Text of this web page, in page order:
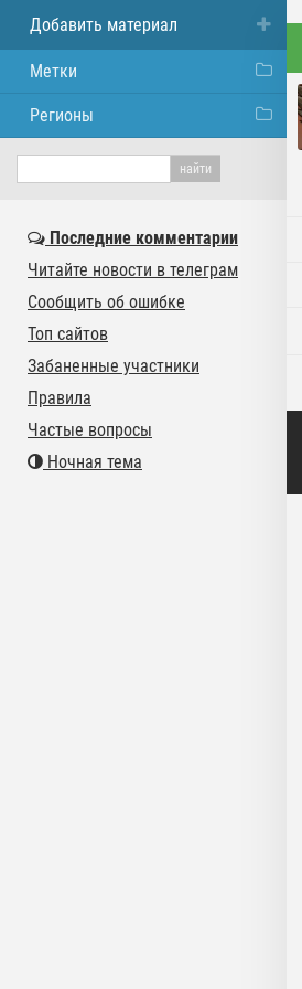
Добавить материал
Метки
Регионы
Последние комментарии
Читайте новости в телеграм
Сообщить об ошибке
Топ сайтов
Забаненные участники
Правила
Частые вопросы
Ночная тема